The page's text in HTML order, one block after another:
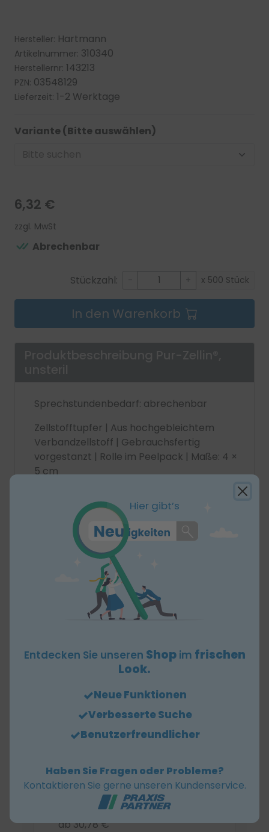
Hersteller: Hartmann
Artikelnummer: 310340
Herstellernr: 143213
PZN: 03548129
Lieferzeit: 1-2 Werktage
Variante (Bitte auswählen)
6,32 €
zzgl. MwSt
Abrechenbar
Stückzahl: x 500 Stück
In den Warenkorb
Sprechstundenbedarf: abrechenbar
Zellstofftupfer | Aus hochgebleichtem
Verbandzellstoff | Gebrauchsfertig
vorgestanzt | Rolle im Peelpack | Maße: 4 ×
5 cm
Unsere persönlichen Empfehlungen
Hartmann
4x5cm, steril
Zum Produkt
Hartmann
Pur-Zellin-Box
ab 30,78 €
Hier gibt’s
Entdecken Sie unseren Shop im frischen
Look.
Neue Funktionen
Verbesserte Suche
Benutzerfreundlicher
Haben Sie Fragen oder Probleme?
Kontaktieren Sie gerne unseren Kundenservice.